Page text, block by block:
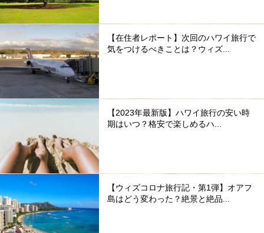
【在住者レポート】次回のハワイ旅行で
気をつけるべきことは？ウィズ...
【2023年最新版】ハワイ旅行の安い時
期はいつ？格安で楽しめるハ...
【ウィズコロナ旅行記・第1弾】オアフ
島はどう変わった？絶景と絶品...